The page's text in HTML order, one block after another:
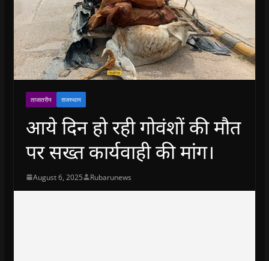
ताजातरीन राजस्थान
आये दिन हो रही गोवंशों की मौत
पर सख्त कार्यवाही की मांग।
August 6, 2025 Rubarunews